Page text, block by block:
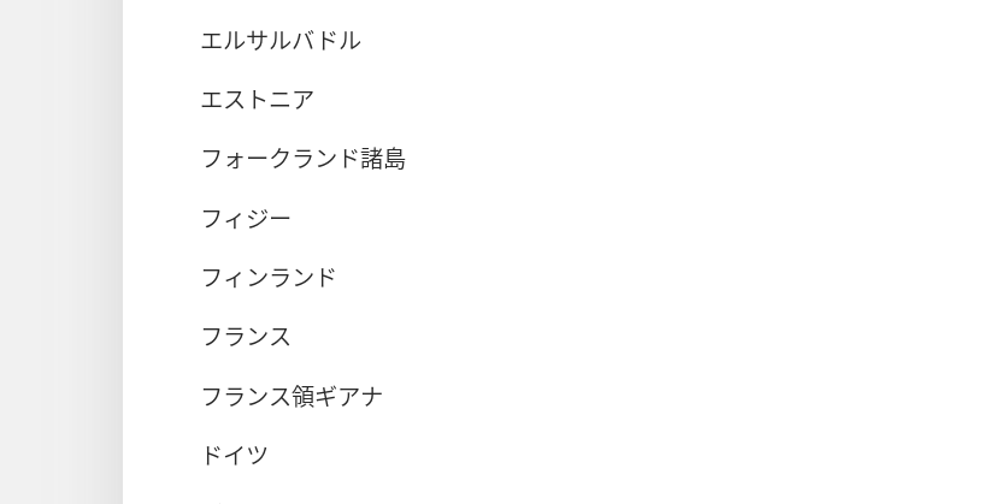
エルサルバドル
エストニア
フォークランド諸島
フィジー
フィンランド
フランス
フランス領ギアナ
ドイツ